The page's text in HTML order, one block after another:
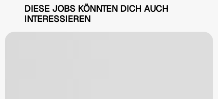
DIESE JOBS KÖNNTEN DICH AUCH
INTERESSIEREN